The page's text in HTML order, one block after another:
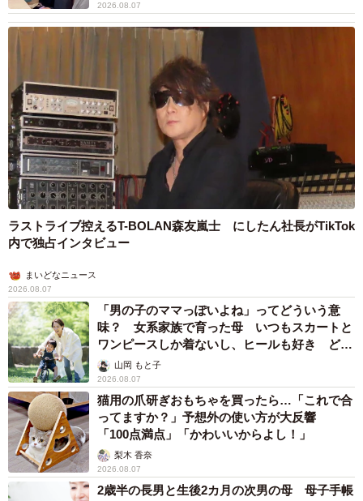
2026.08.07
ラストライブ控えるT-BOLAN森友嵐士 にしたん社長がTikTok
内で独占インタビュー
まいどなニュース
2026.08.07
「男の子のママっぽいよね」ってどういう意
味？ 女系家族で育った母 いつもスカートと
ワンピースしか着ないし、ヒールも好き どの
へんが…
山岡 もと子
2026.08.07
猫用の爪研ぎおもちゃを買ったら…「これで合
ってますか？」予想外の使い方が大反響
「100点満点」「かわいいからよし！」
梨木 香奈
2026.08.07
2歳半の長男と生後2カ月の次男の母 母子手帳